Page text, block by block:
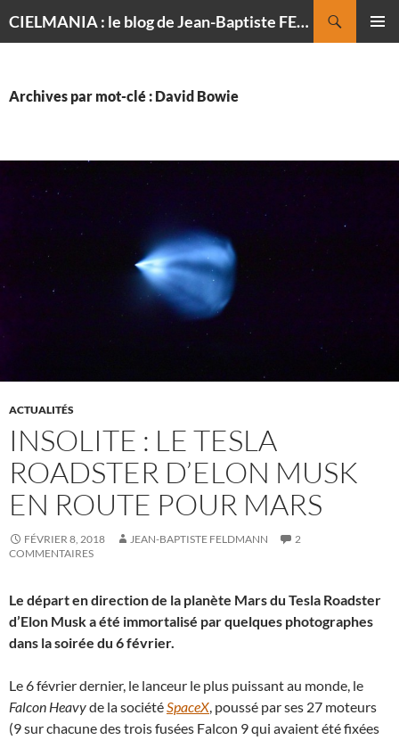
CIELMANIA : le blog de Jean-Baptiste FELDMANN, photographe du ciel
Archives par mot-clé : David Bowie
ACTUALITÉS
INSOLITE : LE TESLA
ROADSTER D’ELON MUSK
EN ROUTE POUR MARS
FÉVRIER 8, 2018 JEAN-BAPTISTE FELDMANN
2
COMMENTAIRES
Le départ en direction de la planète Mars du Tesla Roadster
d’Elon Musk a été immortalisé par quelques photographes
dans la soirée du 6 février.
Le 6 février dernier, le lanceur le plus puissant au monde, le
Falcon Heavyde la sociétéSpaceX, poussé par ses 27 moteurs
(9 sur chacune des trois fusées Falcon 9 qui avaient été fixées